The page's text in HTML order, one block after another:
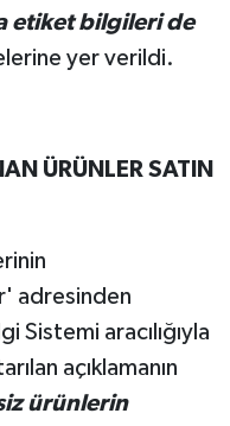
etiket bilgileri de
yer verildi.
ÜRÜNLER SATIN
adresinden
Sistemi aracılığıyla
açıklamanın
ürünlerin